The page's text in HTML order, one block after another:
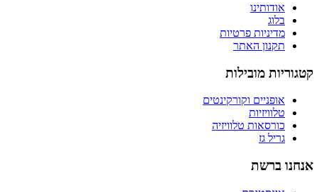
אודותינו
בלוג
מדיניות פרטיות
תקנון האתר
קטגוריות מובילות
אופניים וקורקינטים
טלוויזיות
כורסאות טלוויזיה
גריל גז
אנחנו ברשת